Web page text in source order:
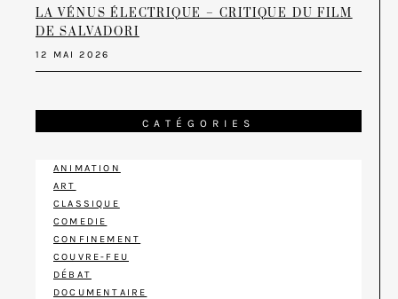
LA VÉNUS ÉLECTRIQUE – CRITIQUE DU FILM
DE SALVADORI
12 MAI 2026
CATÉGORIES
ANIMATION
ART
CLASSIQUE
COMEDIE
CONFINEMENT
COUVRE-FEU
DÉBAT
DOCUMENTAIRE